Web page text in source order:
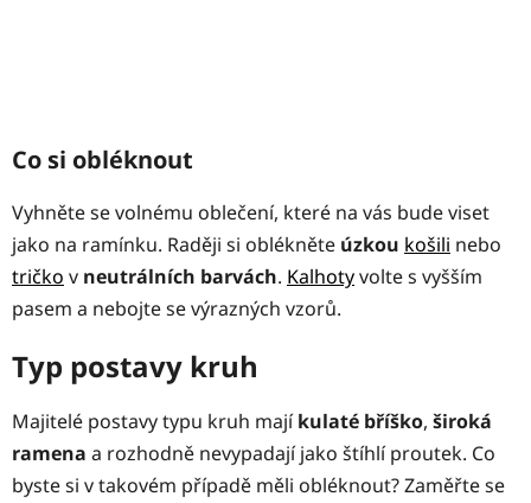
Co si obléknout
Vyhněte se volnému oblečení, které na vás bude viset
jako na ramínku. Raději si oblékněte úzkou košili nebo
tričko v neutrálních barvách. Kalhotyvolte s vyšším
pasem a nebojte se výrazných vzorů.
Typ postavy kruh
Majitelé postavy typu kruh majíkulaté bříško, široká
ramena a rozhodně nevypadají jako štíhlí proutek. Co
byste si v takovém případě měli obléknout? Zaměřte se